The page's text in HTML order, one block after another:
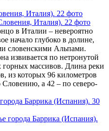
Италия). 22 фото
в Италии – невероятно
начало глубоко в долине,
словенскими Альпами.
извивается по нетронутой
массивов. Длина реки
из которых 96 километров
Словению, а 42 – по северо-
Баррика (Испания). 30